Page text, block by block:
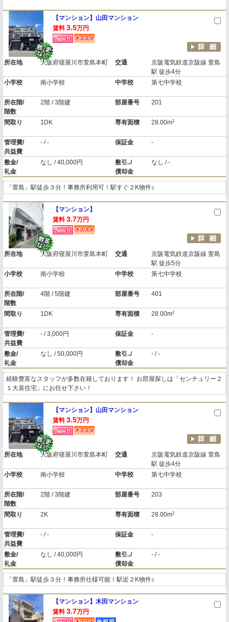
【マンション】山田マンション
賃料 3.5万円
所在地 大阪府寝屋川市萱島本町 交通
京阪電気鉄道京阪線 萱島
駅 徒歩4分
小学校
南小学校 中学校 第七中学校
所在階/
階数
2階 / 3階建 部屋番号 201
間取り 1DK 専有面積 28.00m2
管理費/
共益費
- / - 保証金 -
敷金/
礼金
なし / 40,000円
敷引../
償却金
なし / -
「萱島」駅徒歩３分！事務所利用可！駅すぐ２K物件♪
【マンション】
賃料 3.7万円
所在地 大阪府寝屋川市萱島本町 交通
京阪電気鉄道京阪線 萱島
駅 徒歩5分
小学校
南小学校 中学校 第七中学校
所在階/
階数
4階 / 5階建 部屋番号 401
間取り 1DK 専有面積 28.00m2
管理費/
共益費
- / 3,000円 保証金 -
敷金/
礼金
なし / 50,000円
敷引../
償却金
- / -
経験豊富なスタッフが多数在籍しております！ お部屋探しは「センチュリー２
１大喜住宅」にお任せ下さい！
【マンション】山田マンション
賃料 3.5万円
所在地 大阪府寝屋川市萱島本町 交通
京阪電気鉄道京阪線 萱島
駅 徒歩4分
小学校
南小学校 中学校 第七中学校
所在階/
階数
2階 / 3階建 部屋番号 203
間取り 2K 専有面積 28.00m2
管理費/
共益費
- / - 保証金 -
敷金/
礼金
なし / 40,000円
敷引../
償却金
- / -
「萱島」駅徒歩３分！事務所仕様可能！駅近２K物件♪
【マンション】木田マンション
賃料 3.7万円